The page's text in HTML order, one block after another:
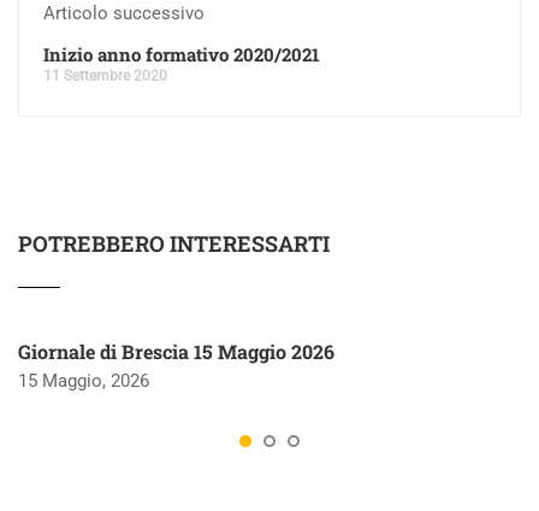
Articolo successivo
Inizio anno formativo 2020/2021
11 Settembre 2020
POTREBBERO INTERESSARTI
Giornale di Brescia 15 Maggio 2026
15 Maggio, 2026